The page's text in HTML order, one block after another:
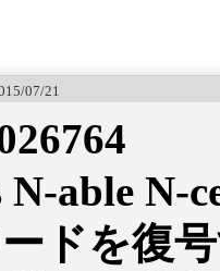
07/21
N-able N-
ドを復